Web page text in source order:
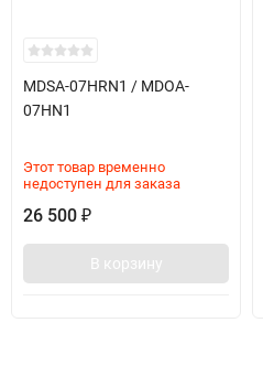
MDSA-07HRN1 / MDOA-
07HN1
Этот товар временно
недоступен для заказа
26 500 ₽
В корзину